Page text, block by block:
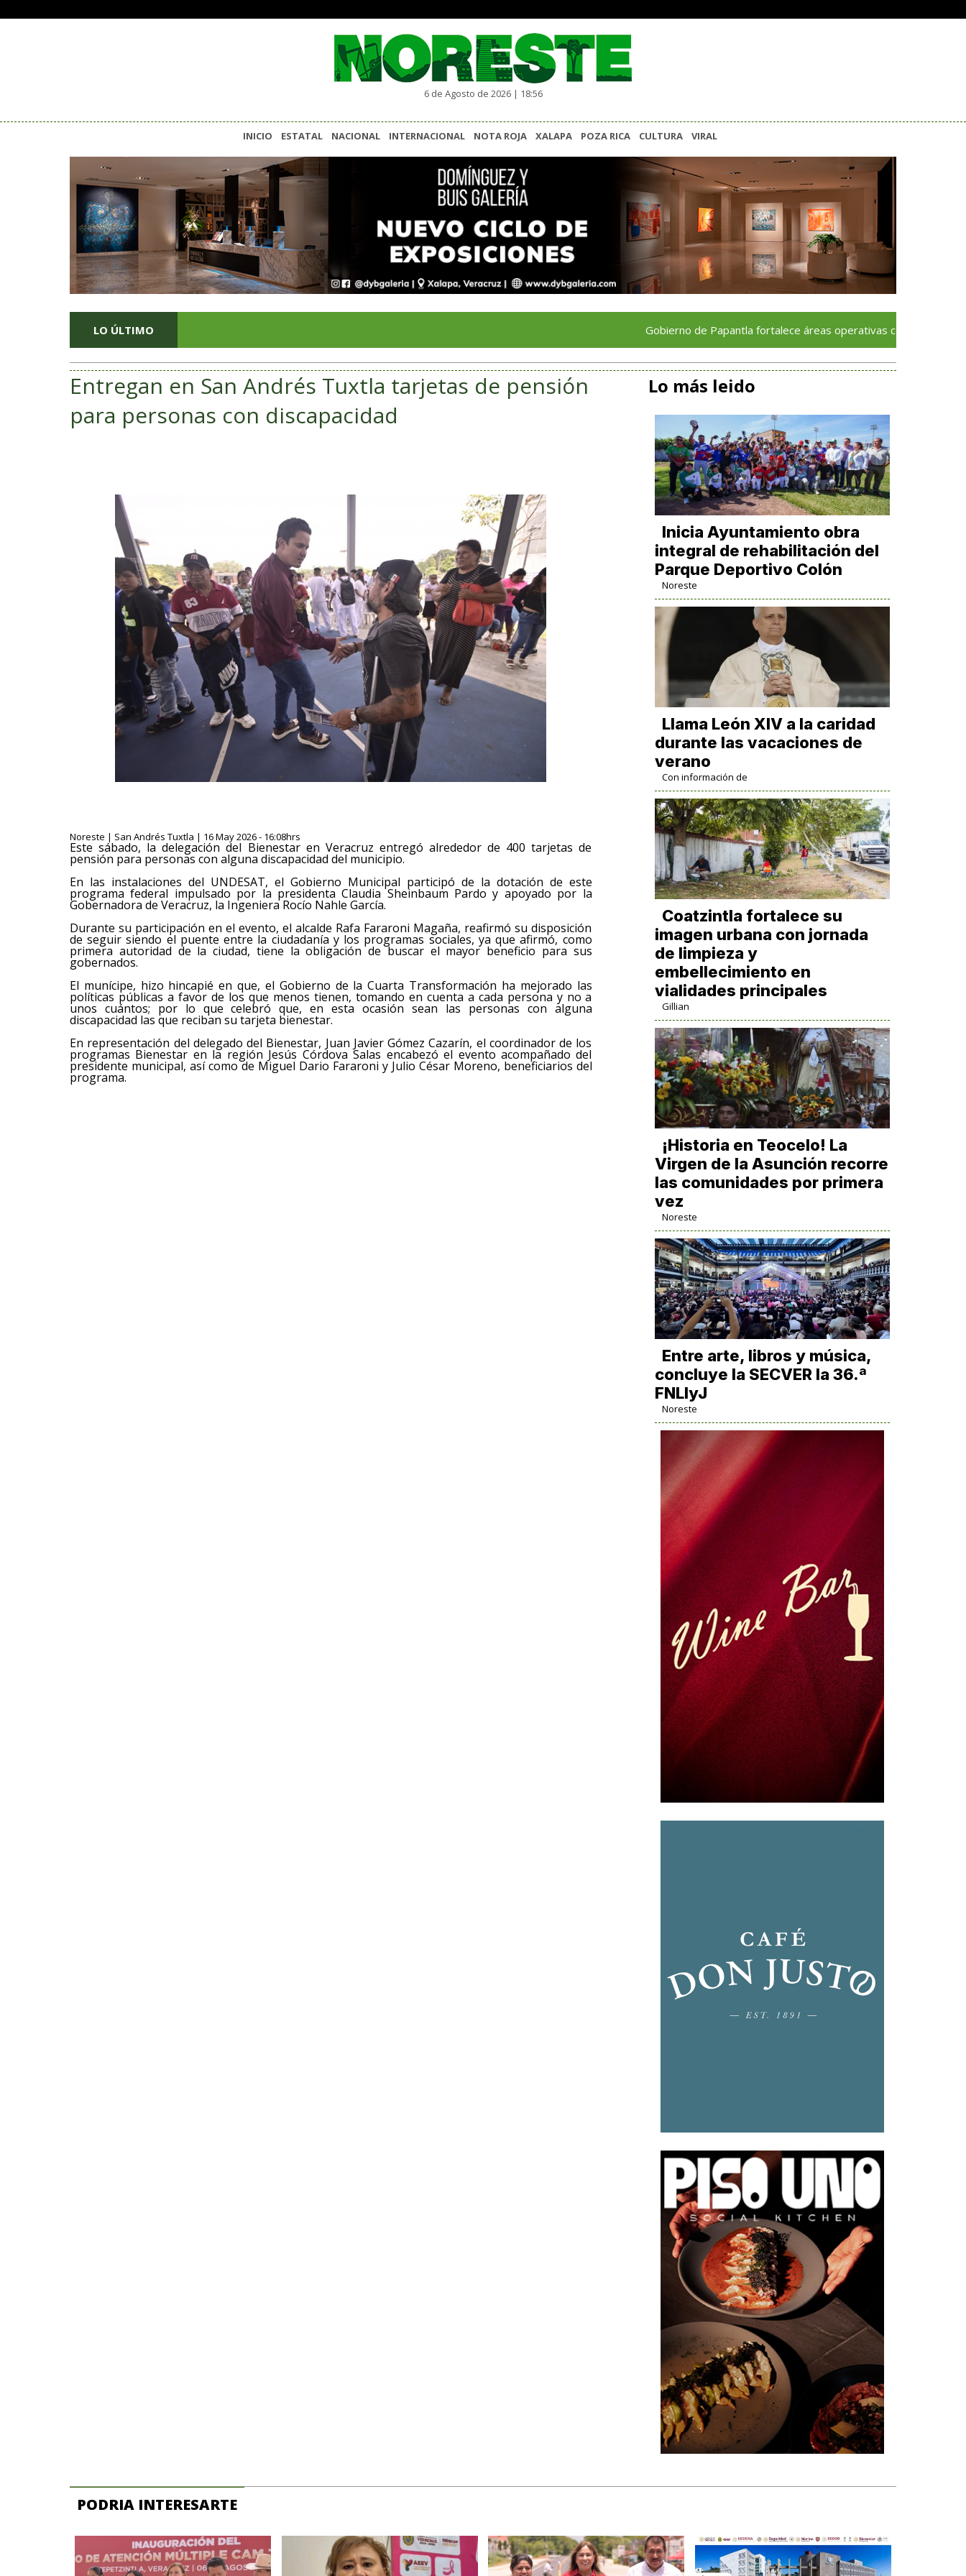
6 de Agosto de 2026 | 18:56
INICIO ESTATAL NACIONAL INTERNACIONAL NOTA ROJA XALAPA POZA RICA CULTURA VIRAL
LO ÚLTIMO Gobierno de Papantla fortalece áreas operativas con nuevas unidades
Entregan en San Andrés Tuxtla tarjetas de pensión
para personas con discapacidad
Noreste | San Andrés Tuxtla | 16 May 2026 - 16:08hrs
Este sábado, la delegación del Bienestar en Veracruz entregó alrededor de 400 tarjetas de
pensión para personas con alguna discapacidad del municipio.
En las instalaciones del UNDESAT, el Gobierno Municipal participó de la dotación de este
programa federal impulsado por la presidenta Claudia Sheinbaum Pardo y apoyado por la
Gobernadora de Veracruz, la Ingeniera Rocío Nahle García.
Durante su participación en el evento, el alcalde Rafa Fararoni Magaña, reafirmó su disposición
de seguir siendo el puente entre la ciudadanía y los programas sociales, ya que afirmó, como
primera autoridad de la ciudad, tiene la obligación de buscar el mayor beneficio para sus
gobernados.
El munícipe, hizo hincapié en que, el Gobierno de la Cuarta Transformación ha mejorado las
políticas públicas a favor de los que menos tienen, tomando en cuenta a cada persona y no a
unos cuántos; por lo que celebró que, en esta ocasión sean las personas con alguna
discapacidad las que reciban su tarjeta bienestar.
En representación del delegado del Bienestar, Juan Javier Gómez Cazarín, el coordinador de los
programas Bienestar en la región Jesús Córdova Salas encabezó el evento acompañado del
presidente municipal, así como de Miguel Dario Fararoni y Julio César Moreno, beneficiarios del
programa.
Lo más leido
Inicia Ayuntamiento obra
integral de rehabilitación del
Parque Deportivo Colón
Noreste
Llama León XIV a la caridad
durante las vacaciones de
verano
Con información de
Coatzintla fortalece su
imagen urbana con jornada
de limpieza y
embellecimiento en
vialidades principales
Gillian
​¡Historia en Teocelo! La
Virgen de la Asunción recorre
las comunidades por primera
vez
Noreste
Entre arte, libros y música,
concluye la SECVER la 36.ª
FNLIyJ
Noreste
PODRIA INTERESARTE